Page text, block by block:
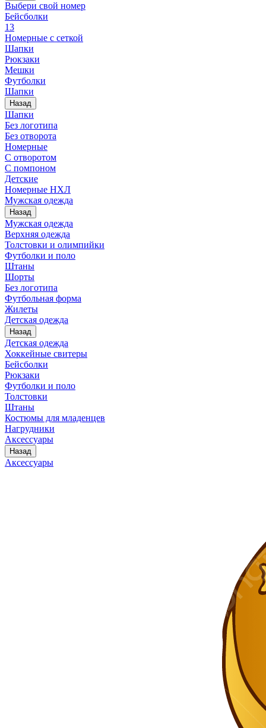
Выбери свой номер
Бейсболки
13
Номерные с сеткой
Шапки
Рюкзаки
Мешки
Футболки
Шапки
Назад
Шапки
Без логотипа
Без отворота
Номерные
С отворотом
С помпоном
Детские
Номерные НХЛ
Мужская одежда
Назад
Мужская одежда
Верхняя одежда
Толстовки и олимпийки
Футболки и поло
Штаны
Шорты
Без логотипа
Футбольная форма
Жилеты
Детская одежда
Назад
Детская одежда
Хоккейные свитеры
Бейсболки
Рюкзаки
Футболки и поло
Толстовки
Штаны
Костюмы для младенцев
Нагрудники
Аксессуары
Назад
Аксессуары